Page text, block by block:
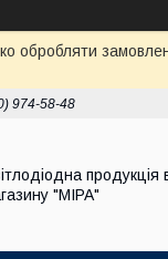
обробляти
974-58-48
продукція
"МІРА"